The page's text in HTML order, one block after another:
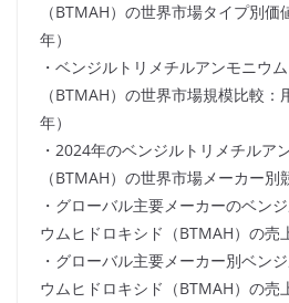
（BTMAH）の世界市場タイプ別
年）
・ベンジルトリメチルアンモニウ
（BTMAH）の世界市場規模比較
年）
・2024年のベンジルトリメチルア
（BTMAH）の世界市場メーカー別
・グローバル主要メーカーのベン
ウムヒドロキシド（BTMAH）の売
・グローバル主要メーカー別ベン
ウムヒドロキシド（BTMAH）の